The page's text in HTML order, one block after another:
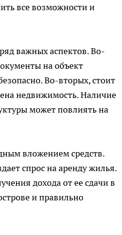
все возможности и
важных аспектов. Во-
на объект
Во-вторых, стоит
недвижимость. Наличие
может повлиять на
вложением средств.
спрос на аренду жилья.
дохода от ее сдачи в
и правильно